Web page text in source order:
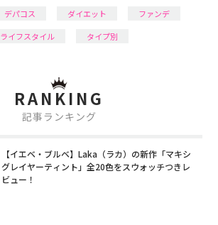
デパコス ダイエット
ファンデ
ライフスタイル
タイプ別
RANKING
記事ランキング
【イエベ・ブルベ】Laka（ラカ）の新作「マキシ
グレイヤーティント」全20色をスウォッチつきレ
ビュー！